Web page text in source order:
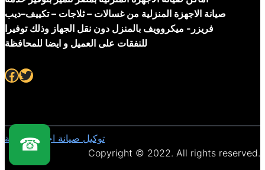
صيانة الاجهزة المنزلية من غسالات – ثلاجات – تكييف–ديب
فريزر- ميكروويف بالمنزل دون نقل الجهاز وذلك توفيرا
للنفقات على العميل و ايضا للمحافظة
Facebook Twitter
توكيل صيانة اجهزة منزلية
Copyright © 2022. All rights reserved.
☎